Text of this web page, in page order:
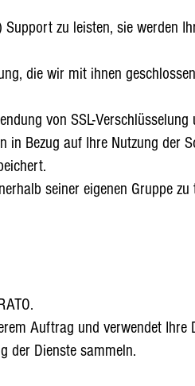
zu leisten, sie werden
die wir mit ihnen
von SSL-
in Bezug auf Ihre Nutzung der
seiner eigenen Gruppe
Auftrag und verwendet
der Dienste sammeln.